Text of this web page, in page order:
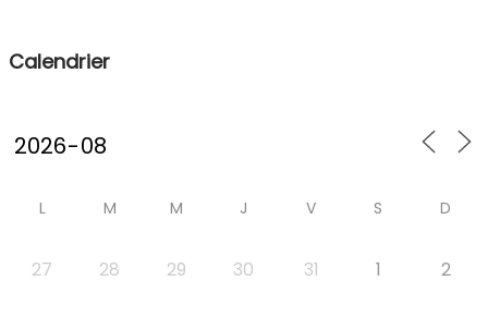
Calendrier
L M M J V S D
27 28 29 30 31 1 2